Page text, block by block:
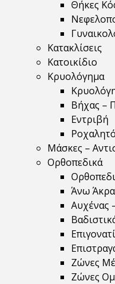
Θήκες
Κατακλίσεις
Κατοικίδιο
Κρυολόγημα
Βήχας –
Εντριβή
Ροχαλητό
Μάσκες –
Ορθοπεδικά
Άνω Άκρα
Αυχένας
Ζώνες
Ζώνες